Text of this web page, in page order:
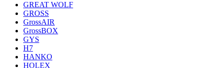
GREAT WOLF
GROSS
GrossAIR
GrossBOX
GYS
H7
HANKO
HOLEX